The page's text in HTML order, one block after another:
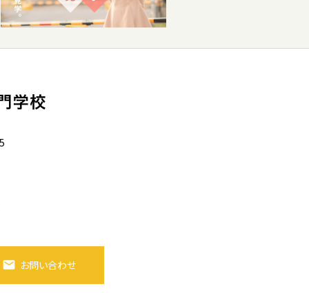
お問い合わせ